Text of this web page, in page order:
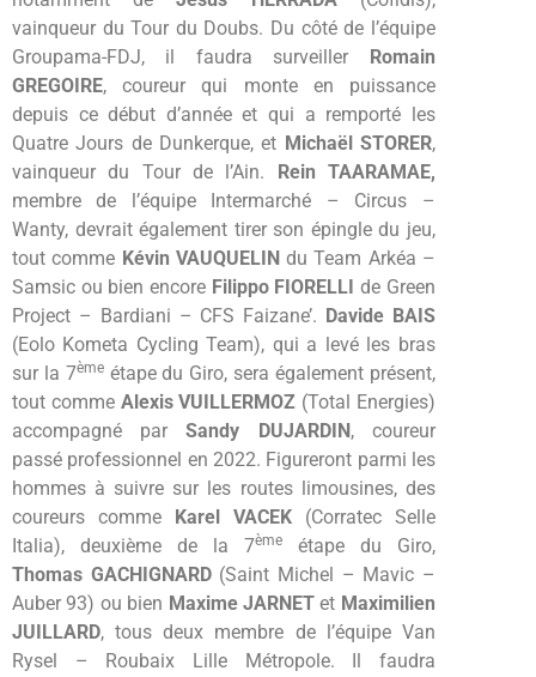
vainqueur du Tour du Doubs. Du côté de l’équipe
Groupama-FDJ, il faudra surveiller
Romain
GREGOIRE, coureur qui monte en puissance
depuis ce début d’année et qui a remporté les
Quatre Jours de Dunkerque, et Michaël STORER,
vainqueur du Tour de l’Ain.
Rein TAARAMAE,
membre de l’équipe Intermarché – Circus –
Wanty, devrait également tirer son épingle du jeu,
tout comme Kévin VAUQUELIN du Team Arkéa –
Samsic ou bien encore Filippo FIORELLI de Green
Project – Bardiani – CFS Faizane’. Davide BAIS
(Eolo Kometa Cycling Team), qui a levé les bras
sur la 7èmeétape du Giro, sera également présent,
tout comme Alexis VUILLERMOZ (Total Energies)
accompagné parSandy DUJARDIN , coureur
passé professionnel en 2022. Figureront parmi les
hommes à suivre sur les routes limousines, des
coureurs comme
Karel VACEK(Corratec Selle
Italia), deuxième de la 7èmeétape du Giro,
Thomas GACHIGNARD(Saint Michel – Mavic –
Auber 93) ou bien Maxime JARNET et Maximilien
JUILLARD, tous deux membre de l’équipe Van
Rysel – Roubaix Lille Métropole. Il faudra